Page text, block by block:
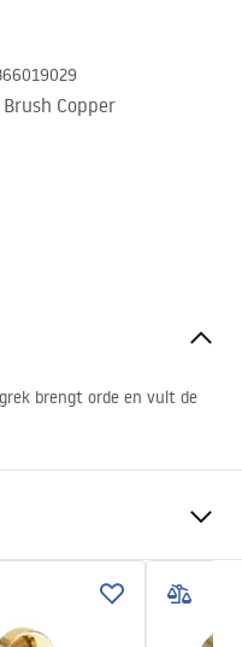
Copper
brengt orde en vult de